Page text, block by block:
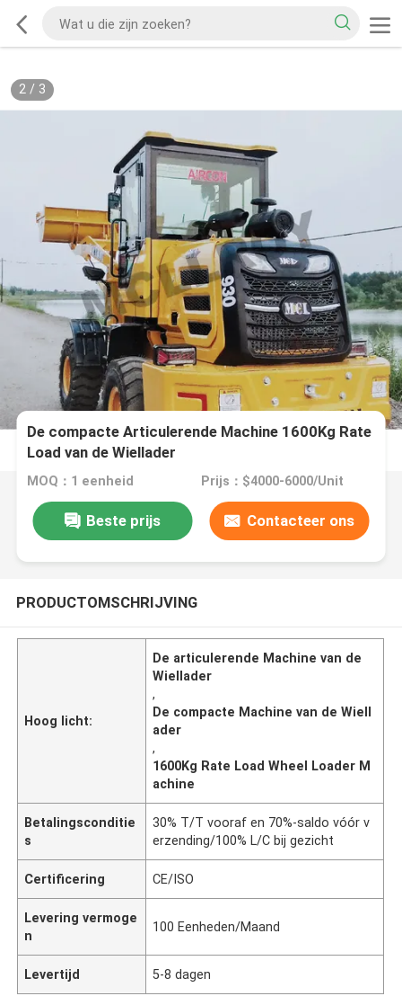
2/ 3
De compacte Articulerende Machine 1600Kg Rate
Load van de Wiellader
MOQ：1 eenheid Prijs：$4000-6000/Unit
Beste prijs Contacteer ons
PRODUCTOMSCHRIJVING
Hoog licht:
De articulerende Machine van de
Wiellader
,
De compacte Machine van de Wiell
ader
,
1600Kg Rate Load Wheel Loader M
achine
Betalingsconditie
s
30% T/T vooraf en 70%-saldo vóór v
erzending/100% L/C bij gezicht
Certificering CE/ISO
Levering vermoge
n
100 Eenheden/Maand
Levertijd 5-8 dagen